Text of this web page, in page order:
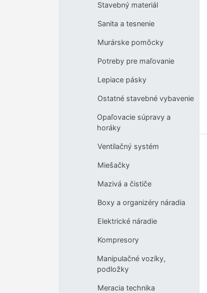
Stavebný materiál
Sanita a tesnenie
Murárske pomôcky
Potreby pre maľovanie
Lepiace pásky
Ostatné stavebné vybavenie
Opaľovacie súpravy a
horáky
Ventilačný systém
Miešačky
Mazivá a čističe
Boxy a organizéry náradia
Elektrické náradie
Kompresory
Manipulačné vozíky,
podložky
Meracia technika